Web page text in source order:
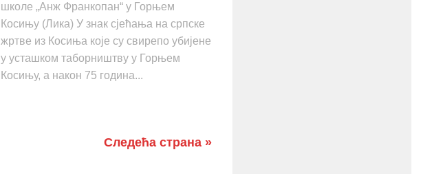
школе „Анж Франкопан“ у Горњем
Косињу (Лика) У знак сјећања на српске
жртве из Косиња које су свирепо убијене
у усташком таборништву у Горњем
Косињу, а након 75 година...
Следећа страна »